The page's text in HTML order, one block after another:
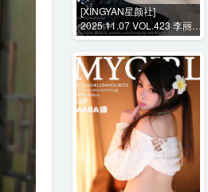
[XINGYAN星颜社]
2025.11.07 VOL.423 李丽莎
[68P-635MB]